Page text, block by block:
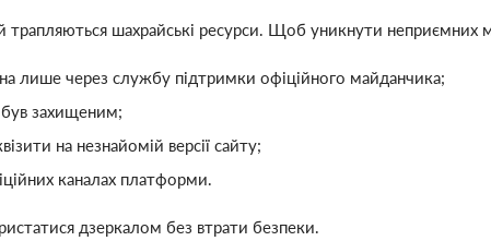
шахрайські ресурси. Щоб уникнути неприємних
лише через службу підтримки офіційного майданчика;
був захищеним;
на незнайомій версії сайту;
каналах платформи.
дзеркалом без втрати безпеки.